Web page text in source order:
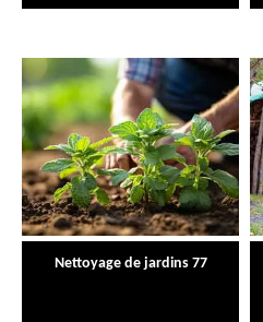
Nettoyage de jardins 77